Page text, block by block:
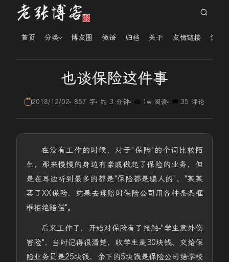
首页 分类 博友圈 微语 归档 关于 友情链接 读者
也谈保险这件事
2018/12/02 857 字 约 3 分钟 1w 阅读 35 评论
在没有工作的时候，对于"保险"的个词比较陌
生，那来慢慢的身边有亲戚做起了保险的业务，但
是在耳边听到最多的都是"保险都是骗人的"、"某某
买了XX保险，结果去理赔时保险公司用各种条条框
框拒绝赔偿"。
后来工作了，开始对保险有了接触-"学生意外伤
害险"，当时记得很清楚，收学生是30块钱、交给保
险业务员是25块钱，余下的5块钱是保险公司给学校